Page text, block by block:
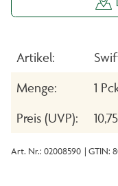
Artikel:
Menge:
1
Preis (UVP):
Art. Nr.: 02008590 | GTIN: